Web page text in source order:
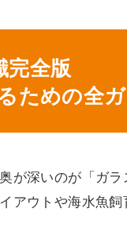
完全版
ための全
が深いのが「ガ
アウトや海水魚